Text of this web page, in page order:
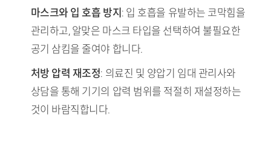
마스크와 입 호흡 방지 : 입 호흡을 유발하는 코막힘을
관리하고, 알맞은 마스크 타입을 선택하여 불필요한
공기 삼킴을 줄여야 합니다.
처방 압력 재조정: 의료진 및 양압기 임대 관리사와
상담을 통해 기기의 압력 범위를 적절히 재설정하는
것이 바람직합니다.